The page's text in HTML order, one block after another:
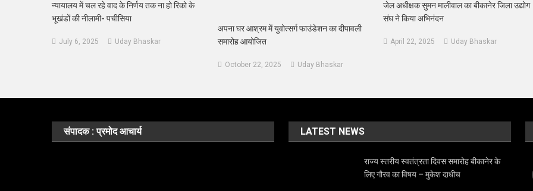
न्यायालय में चल रहे वाद के निर्णय तक ना हो रिको के
भूखंडों की नीलामी- पचीसिया
July 6, 2025 Uday Bhaskar
अपना घर आश्रम में युवोत्सर्ग फाउंडेशन का दीपावली
समारोह आयोजित
October 22, 2025 Uday Bhaskar
जेल अधीक्षक सुमन मालीवाल का बीकानेर जिला उद्योग
संघ ने किया अभिनंदन
April 22, 2025 Uday Bhaskar
संपादक : प्रमोद आचार्य LATEST NEWS
राज्य स्तरीय स्वतंत्रता दिवस समारोह बीकानेर के
लिए गौरव का विषय – मुकेश दाधीच